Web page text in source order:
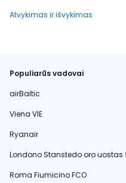
Atvykimas ir išvykimas
Populiarūs vadovai
airBaltic
Viena VIE
Ryanair
Londono Stanstedo oro uostas
Roma Fiumicino FCO